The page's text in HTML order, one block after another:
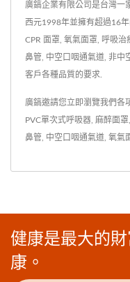
廣鎬企業有限公司是台灣一
西元1998年並擁有超過16
CPR 面罩, 氧氣面罩, 呼吸治
鼻管, 中空口咽通氣道, 非中
客戶各種品質的要求.
廣鎬邀請您立即瀏覽我們各
PVC單次式呼吸器 麻醉面罩
鼻管 中空口咽通氣道 氧氣
健康是最大的
康。